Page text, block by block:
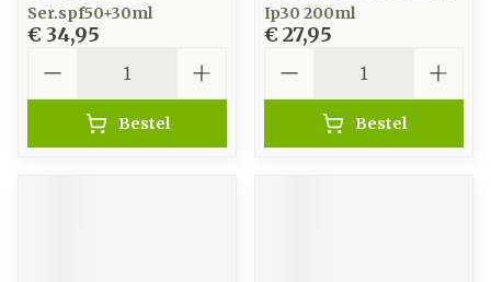
Ser.spf50+30ml
€ 34,95
Bestel
Ip30 200ml
€ 27,95
Bestel